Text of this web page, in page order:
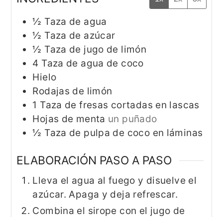
½ Taza de agua
½ Taza de azúcar
½ Taza de jugo de limón
4 Taza de agua de coco
Hielo
Rodajas de limón
1 Taza de fresas cortadas en lascas
Hojas de menta un puñado
½ Taza de pulpa de coco en láminas
ELABORACIÓN PASO A PASO
Lleva el agua al fuego y disuelve el
azúcar. Apaga y deja refrescar.
Combina el sirope con el jugo de